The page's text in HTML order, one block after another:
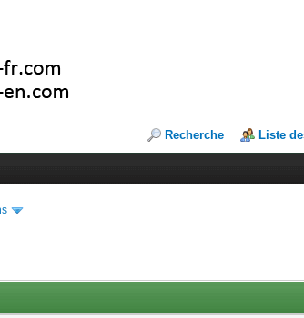
Recherche Liste